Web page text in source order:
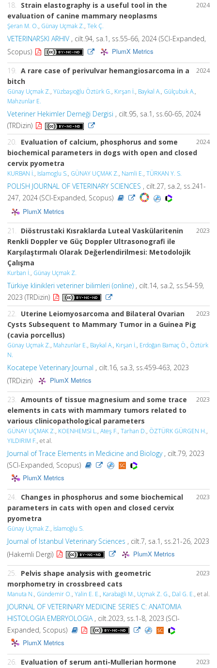
2024
18.
Strain elastography is a useful tool in the
evaluation of canine mammary neoplasms
Şeran M. O., Günay Uçmak Z., Tek Ç.
VETERINARSKI ARHIV , cilt.94, sa.1, ss.55-66, 2024 (SCI-Expanded,
Scopus)
PlumX Metrics
2024
19.
A rare case of perivulvar hemangiosarcoma in a
bitch
Günay Uçmak Z., Yüzbaşıoğlu Öztürk G., Kırşan İ., Baykal A., Gülçubuk A.,
Mahzunlar E.
Veteriner Hekimler Derneği Dergisi , cilt.95, sa.1, ss.60-65, 2024
(TRDizin)
2024
20.
Evaluation of calcium, phosphorus and some
biochemical parameters in dogs with open and closed
cervix pyometra
KURBAN İ., Islamoglu S., GÜNAY UÇMAK Z., Namli E., TÜRKAN Y. S.
POLISH JOURNAL OF VETERINARY SCIENCES , cilt.27, sa.2, ss.241-
247, 2024 (SCI-Expanded, Scopus)
PlumX Metrics
2023
21.
Diöstrustaki Kısraklarda Luteal Vaskülaritenin
Renkli Doppler ve Güç Doppler Ultrasonografi ile
Karşılaştırmalı Olarak Değerlendirilmesi: Metodolojik
Çalışma
Kurban İ., Günay Uçmak Z.
Türkiye klinikleri veteriner bilimleri (online) , cilt.14, sa.2, ss.54-59,
2023 (TRDizin)
2023
22.
Uterine Leiomyosarcoma and Bilateral Ovarian
Cysts Subsequent to Mammary Tumor in a Guinea Pig
(cavia porcellus)
Günay Uçmak Z., Mahzunlar E., Baykal A., Kırşan İ., Erdoğan Bamaç Ö., Öztürk
N.
Kocatepe Veterinary Journal , cilt.16, sa.3, ss.459-463, 2023
(TRDizin)
PlumX Metrics
2023
23.
Amounts of tissue magnesium and some trace
elements in cats with mammary tumors related to
various clinicopathological parameters
GÜNAY UÇMAK Z., KOENHEMSİ L., Ateş F., Tarhan D., ÖZTÜRK GÜRGEN H.,
YILDIRIM F., et al.
Journal of Trace Elements in Medicine and Biology, cilt.79, 2023
(SCI-Expanded, Scopus)
PlumX Metrics
2023
24.
Changes in phosphorus and some biochemical
parameters in cats with open and closed cervix
pyometra
Günay Uçmak Z., İslamoğlu S.
Journal of Istanbul Veterinary Sciences , cilt.7, sa.1, ss.21-26, 2023
(Hakemli Dergi)
PlumX Metrics
2023
25.
Pelvis shape analysis with geometric
morphometry in crossbreed cats
Manuta N., Gündemir O., Yalin E. E., Karabağli M., Uçmak Z. G., Dal G. E., et al.
JOURNAL OF VETERINARY MEDICINE SERIES C: ANATOMIA
HISTOLOGIA EMBRYOLOGIA , cilt.2023, ss.1-8, 2023 (SCI-
Expanded, Scopus)
PlumX Metrics
2023
26.
Evaluation of serum anti-Mullerian hormone